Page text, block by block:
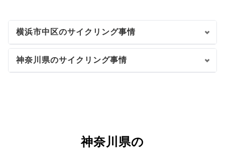
横浜市中区のサイクリング事情
神奈川県のサイクリング事情
神奈川県の